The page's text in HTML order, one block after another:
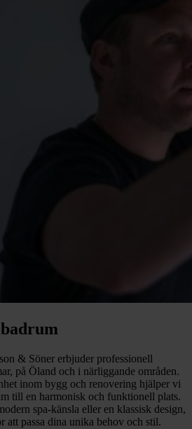
& Söner erbjuder professionell
på Öland och i närliggande områden.
inom bygg och renovering hjälper vi
till en harmonisk och funktionell plats.
spa-känsla eller en klassisk design,
att passa dina unika behov och stil.